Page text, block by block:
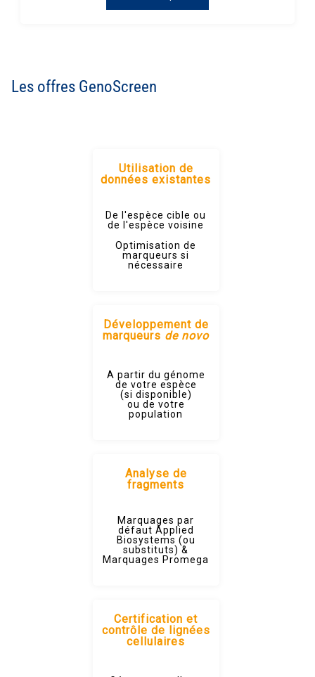
Les offres GenoScreen
Utilisation de
données existantes
De l'espèce cible ou
de l'espèce voisine
Optimisation de
marqueurs si
nécessaire
Développement de
marqueurs de novo
A partir du génome
de votre espèce
(si disponible)
ou de votre
population
Analyse de
fragments
Marquages par
défaut Applied
Biosystems (ou
substituts) &
Marquages Promega
Certification et
contrôle de lignées
cellulaires